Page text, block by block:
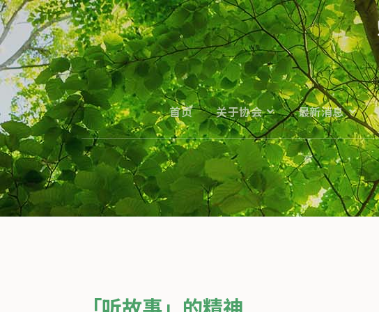
首页 关于协会 最新消息